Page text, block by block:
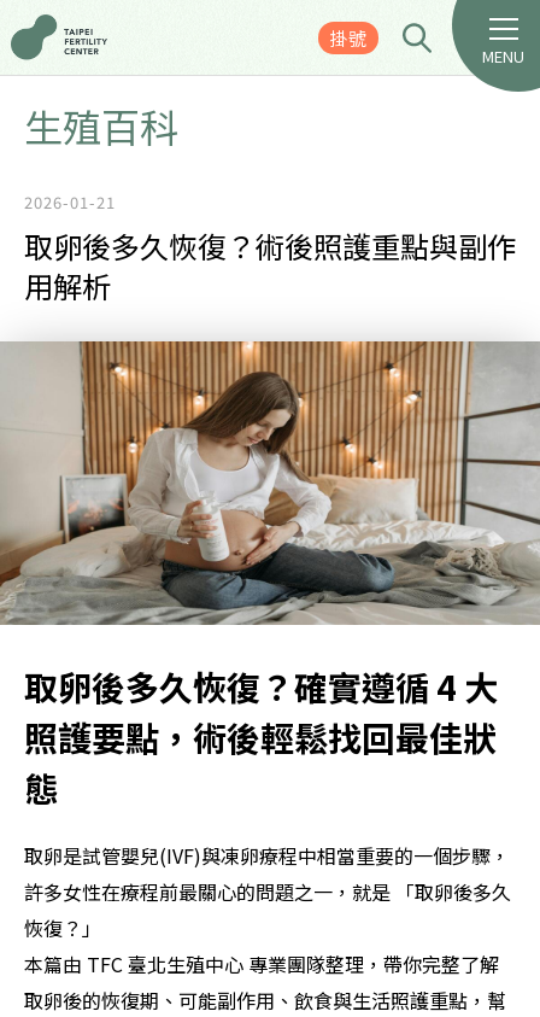
掛號
MENU
生殖百科
2026-01-21
取卵後多久恢復？術後照護重點與副作
用解析
取卵後多久恢復？確實遵循 4 大
照護要點，術後輕鬆找回最佳狀
態
取卵是試管嬰兒(IVF)與凍卵療程中相當重要的一個步驟，
許多女性在療程前最關心的問題之一，就是 「取卵後多久
恢復？」
本篇由 TFC 臺北生殖中心 專業團隊整理，帶你完整了解
取卵後的恢復期、可能副作用、飲食與生活照護重點，幫